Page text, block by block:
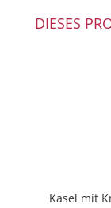
DIESES
Kasel mit